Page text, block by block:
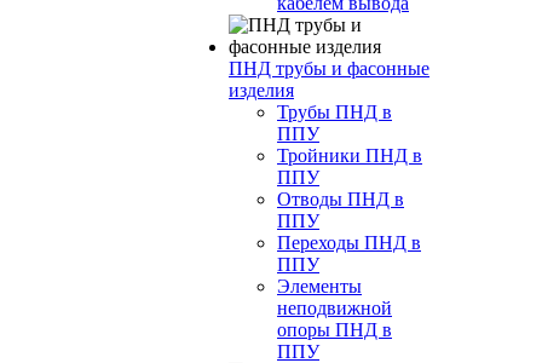
ПНД трубы и фасонные
изделия
Трубы ПНД в
ППУ
Тройники ПНД в
ППУ
Отводы ПНД в
ППУ
Переходы ПНД в
ППУ
Элементы
неподвижной
опоры ПНД в
ППУ